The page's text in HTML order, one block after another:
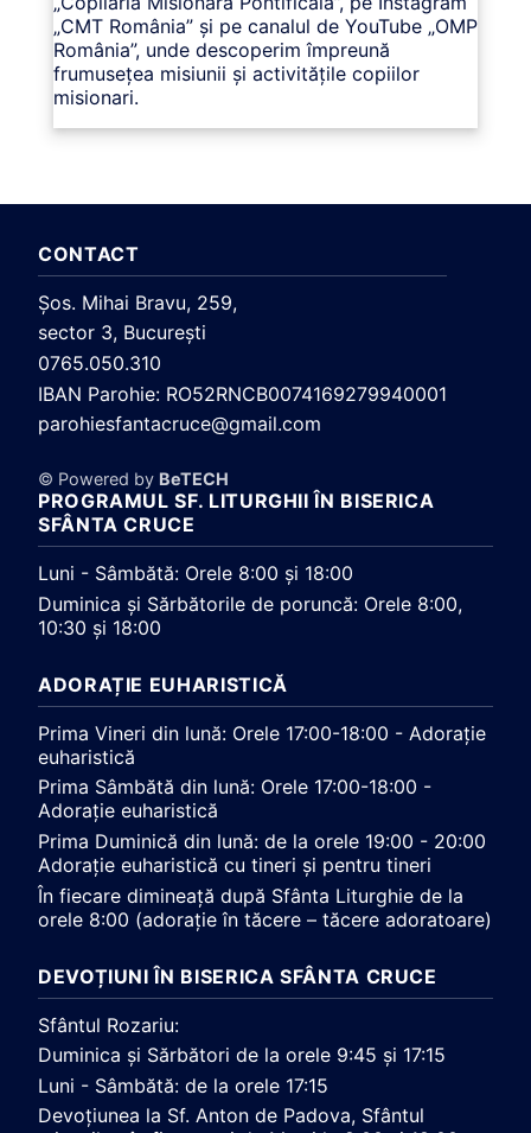
„CMT România” și pe canalul de YouTube „OMP
România”, unde descoperim împreună
frumusețea misiunii și activitățile copiilor
misionari.
CONTACT
Şos. Mihai Bravu, 259,
sector 3, Bucureşti
0765.050.310
IBAN Parohie: RO52RNCB0074169279940001
parohiesfantacruce@gmail.com
© Powered by BeTECH
PROGRAMUL SF. LITURGHII ÎN BISERICA
SFÂNTA CRUCE
Luni - Sâmbătă: Orele 8:00 și 18:00
Duminica și Sărbătorile de poruncă: Orele 8:00,
10:30 și 18:00
ADORAȚIE EUHARISTICĂ
Prima Vineri din lună: Orele 17:00-18:00 - Adorație
euharistică
Prima Sâmbătă din lună: Orele 17:00-18:00 -
Adorație euharistică
Prima Duminică din lună: de la orele 19:00 - 20:00
Adorație euharistică cu tineri și pentru tineri
În fiecare dimineață după Sfânta Liturghie de la
orele 8:00 (adorație în tăcere – tăcere adoratoare)
DEVOȚIUNI ÎN BISERICA SFÂNTA CRUCE
Sfântul Rozariu:
Duminica și Sărbători de la orele 9:45 și 17:15
Luni - Sâmbătă: de la orele 17:15
Devoțiunea la Sf. Anton de Padova, Sfântul